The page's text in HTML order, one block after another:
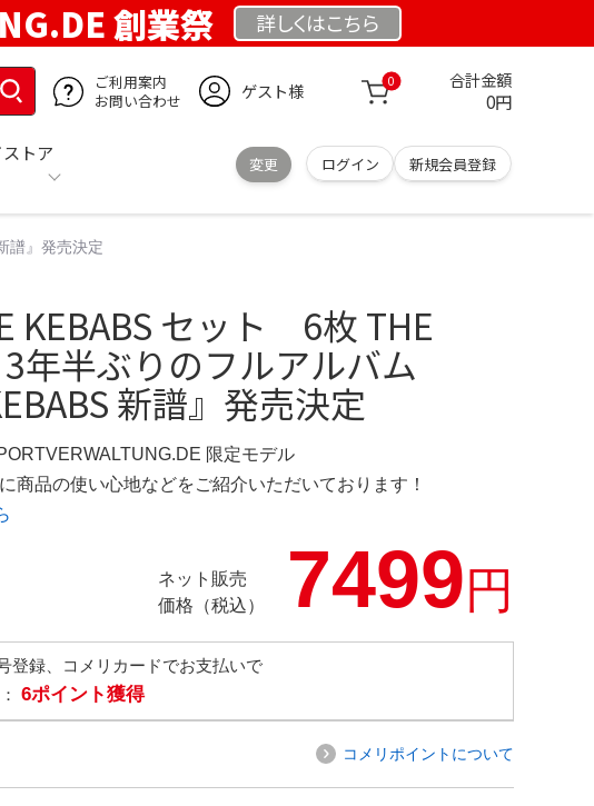
創業祭 詳しくはこちら
ご利用案内
お問い合わせ
ゲスト様 0 合計金額
0円
トア
変更 ログイン 新規会員登録
譜』発売決定
KEBABS セット 6枚 THE
3年半ぶりのフルアルバム
新譜』発売決定
限定モデル
商品の使い心地などをご紹介いただいております！
ネット販売
価格（税込）
7499円
登録、コメリカードでお支払いで
6ポイント獲得
コメリポイントについて